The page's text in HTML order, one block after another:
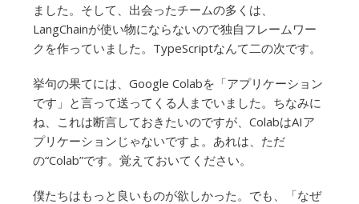
ました。そして、出会ったチームの多くは、
LangChainが使い物にならないので独自フレームワー
クを作っていました。TypeScriptなんて二の次です。
挙句の果てには、Google Colabを「アプリケーション
です」と言って送ってくる人までいました。ちなみに
ね、これは断言しておきたいのですが、ColabはAIア
プリケーションじゃないですよ。あれは、ただ
の“Colab”です。覚えておいてください。
僕たちはもっと良いものが欲しかった。でも、「なぜ